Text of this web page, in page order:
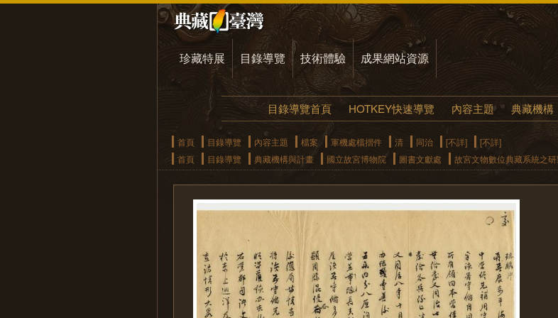
珍藏特展 目錄導覽 技術體驗 成果網站資源
目錄導覽首頁 HOTKEY快速導覽 內容主題 典藏機構
首頁 目錄導覽 內容主題 檔案 軍機處檔摺件 清 同治 [不詳]
[不詳]
首頁
目錄導覽 典藏機構與計畫 國立故宮博物院 圖書文獻處 故宮文物數位典藏系統之